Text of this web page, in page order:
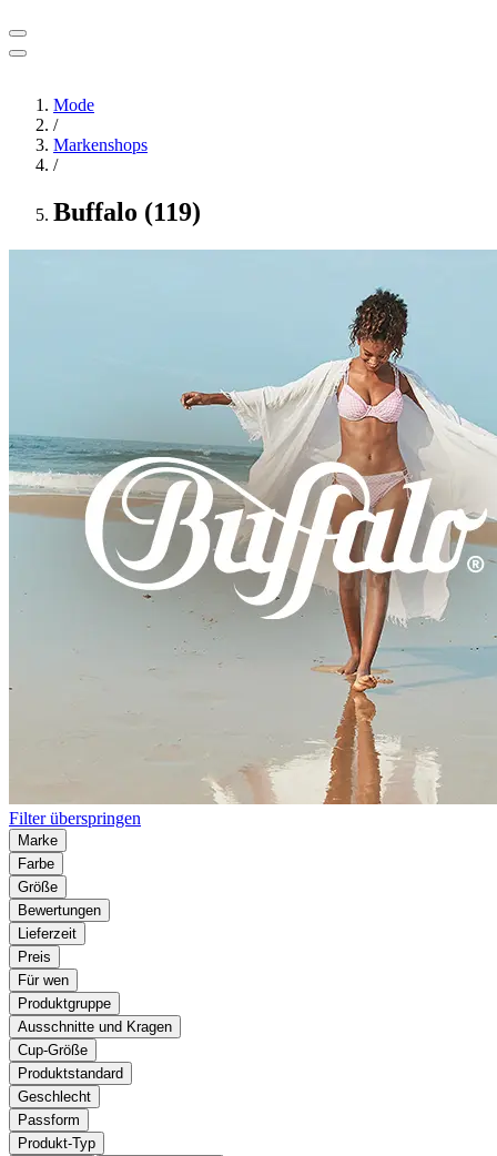
Mode
/
Markenshops
/
Buffalo (119)
Filter überspringen
Marke
Farbe
Größe
Bewertungen
Lieferzeit
Preis
Für wen
Produktgruppe
Ausschnitte und Kragen
Cup-Größe
Produktstandard
Geschlecht
Passform
Produkt-Typ